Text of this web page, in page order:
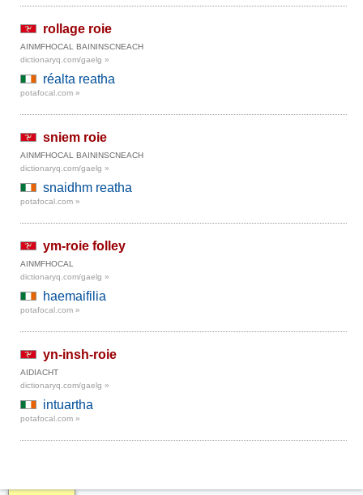
rollage roie
AINMFHOCAL BAININSCNEACH
dictionaryq.com/gaelg »
réalta reatha
potafocal.com »
sniem roie
AINMFHOCAL BAININSCNEACH
dictionaryq.com/gaelg »
snaidhm reatha
potafocal.com »
ym-roie folley
AINMFHOCAL
dictionaryq.com/gaelg »
haemaifilia
potafocal.com »
yn-insh-roie
AIDIACHT
dictionaryq.com/gaelg »
intuartha
potafocal.com »